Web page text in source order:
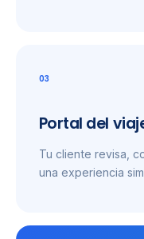
03
Portal del
Tu cliente revisa,
una experiencia